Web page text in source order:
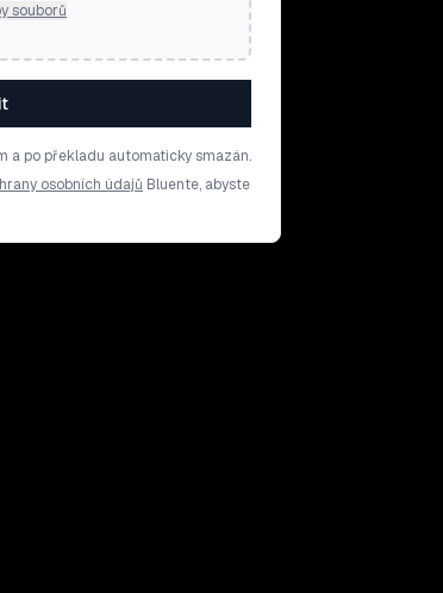
souborů
a po překladu automaticky smazán.
osobních údajů Bluente, abyste